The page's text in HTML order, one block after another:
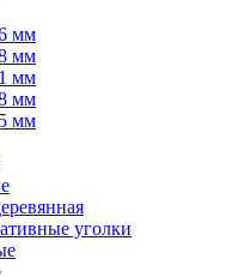
мм
мм
мм
мм
мм
уголки